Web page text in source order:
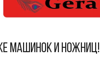
машинок и ножниц!